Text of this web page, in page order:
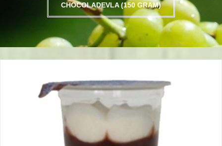
CHOCOLADEVLA (150 GRAM)